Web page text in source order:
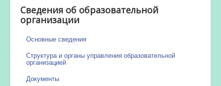
Новости
Сведения об образовательной
организации
Основные сведения
Структура и органы управления образовательной
организацией
Документы